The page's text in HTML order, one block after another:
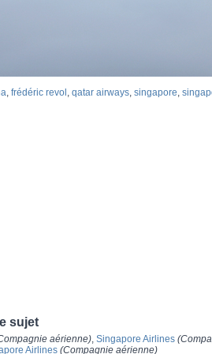
, frédéric revol , qatar airways, singapore,
sujet
aérienne), Singapore Airlines
Airlines (Compagnie aérienne)